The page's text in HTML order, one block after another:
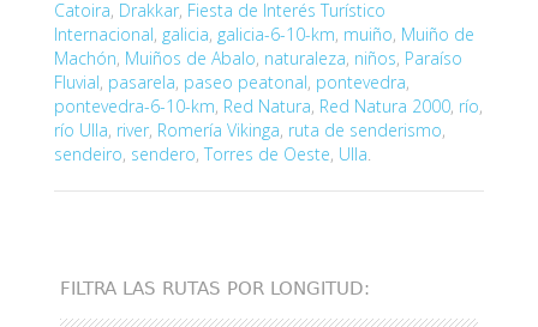
Catoira, Drakkar, Fiesta de Interés Turístico
Internacional, galicia, galicia-6-10-km, muiño, Muiño de
Machón, Muiños de Abalo, naturaleza, niños, Paraíso
Fluvial, pasarela, paseo peatonal, pontevedra,
pontevedra-6-10-km, Red Natura, Red Natura 2000, río,
río Ulla, river, Romería Vikinga, ruta de senderismo,
sendeiro, sendero, Torres de Oeste, Ulla.
FILTRA LAS RUTAS POR LONGITUD: